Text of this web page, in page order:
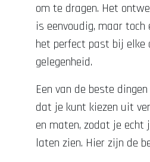
om te dragen. Het
is eenvoudig, maar
het perfect past bij elke
gelegenheid.
Een van de beste
dat je kunt kiezen uit
en maten, zodat je
laten zien. Hier zijn de